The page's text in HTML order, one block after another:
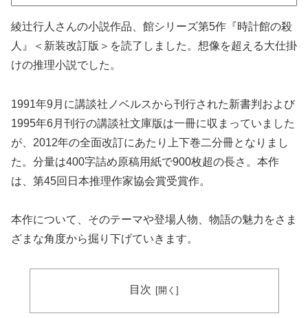
綾辻行人さんの小説作品、館シリーズ第5作『時計館の殺
人』＜新装改訂版＞を読了しました。想像を超える大仕掛
けの推理小説でした。
1991年9月に講談社ノベルスから刊行された新書判および
1995年6月刊行の講談社文庫版は一冊に収まっていました
が、2012年の全面改訂にあたり上下巻二分冊となりまし
た。分量は400字詰め原稿用紙で900枚超の長さ。本作
は、第45回日本推理作家協会賞受賞作。
本作について、そのテーマや登場人物、物語の魅力をさま
ざまな角度から掘り下げていきます。
目次